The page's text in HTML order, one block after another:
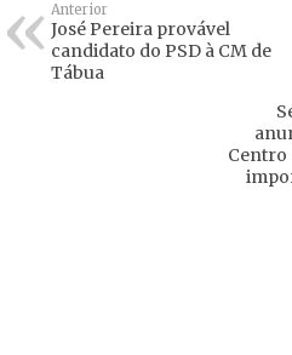
Anterior
José Pereira provável
candidato do PSD à CM de
Tábua
Centro